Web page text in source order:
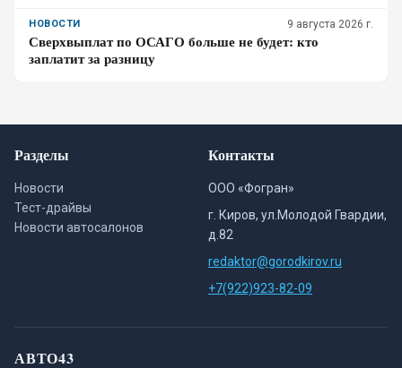
НОВОСТИ 9 августа 2026 г.
Сверхвыплат по ОСАГО больше не будет: кто
заплатит за разницу
Разделы
Новости
Тест-драйвы
Новости автосалонов
Контакты
ООО «Фогран»
г. Киров, ул.Молодой Гвардии,
д.82
redaktor@gorodkirov.ru
+7(922)923-82-09
АВТО43